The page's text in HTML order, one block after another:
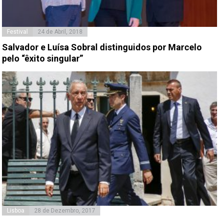
Festival 24 de Abril, 2018
Salvador e Luísa Sobral distinguidos por Marcelo
pelo “êxito singular”
Lisboa 28 de Dezembro, 2017